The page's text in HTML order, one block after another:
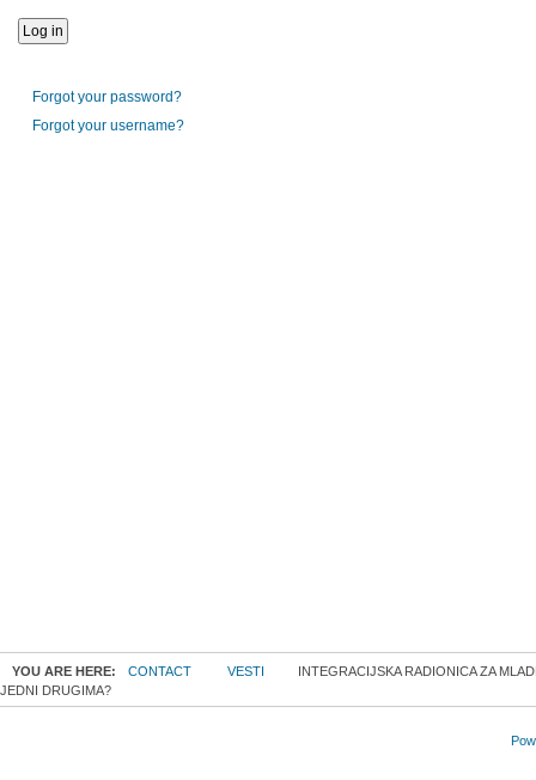
Forgot your password?
Forgot your username?
YOU ARE HERE: CONTACT VESTI
INTEGRACIJSKA RADIONICA ZA
JEDNI DRUGIMA?